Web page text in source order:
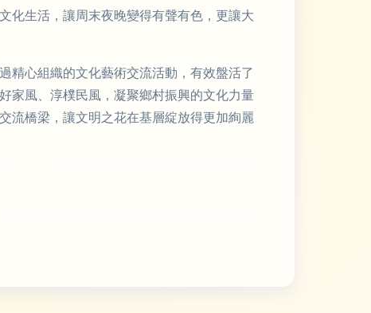
化生活，讓周末夜晚變得有聲有色，更讓大
精心組織的文化藝術交流活動，有效盤活了
家風、淳樸民風，凝聚鄉村振興的文化力量
流橋梁，讓文明之花在基層綻放得更加絢麗